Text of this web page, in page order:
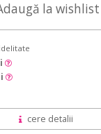
la wishlist
cere detalii